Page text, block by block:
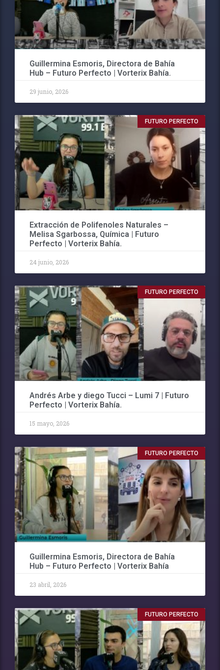
Guillermina Esmoris, Directora de Bahía
Hub – Futuro Perfecto | Vorterix Bahía.
29 junio, 2026
FUTURO PERFECTO
Extracción de Polifenoles Naturales –
Melisa Sgarbossa, Química | Futuro
Perfecto | Vorterix Bahía.
24 junio, 2026
FUTURO PERFECTO
Andrés Arbe y diego Tucci – Lumi 7 | Futuro
Perfecto | Vorterix Bahía.
15 mayo, 2026
FUTURO PERFECTO
Guillermina Esmoris, Directora de Bahía
Hub – Futuro Perfecto | Vorterix Bahía
23 abril, 2026
FUTURO PERFECTO